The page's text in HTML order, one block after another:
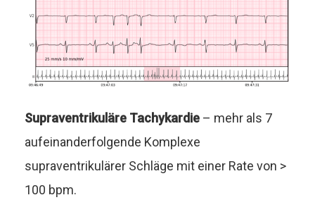
Supraventrikuläre Tachykardie – mehr als 7
aufeinanderfolgende Komplexe
supraventrikulärer Schläge mit einer Rate von >
100 bpm.